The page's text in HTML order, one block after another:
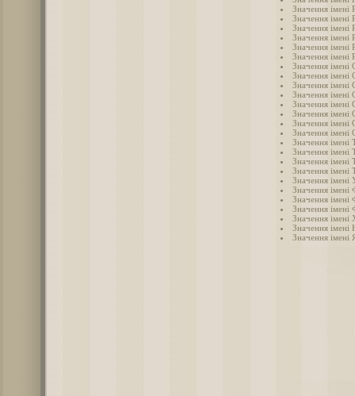
Значення імені
Значення імені
Значення імені
Значення імені
Значення імені
Значення імені
Значення імені
Значення імені
Значення імені
Значення імені
Значення імені
Значення імені
Значення імені
Значення імені
Значення імені
Значення імені
Значення імені
Значення імені
Значення імені
Значення імені
Значення імені
Значення імені
Значення імені
Значення імені
Значення імені